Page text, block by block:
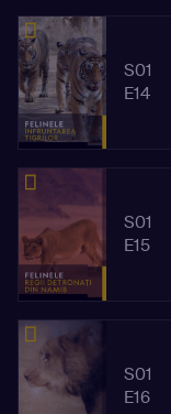
S01
E14
S01
E15
S01
E16